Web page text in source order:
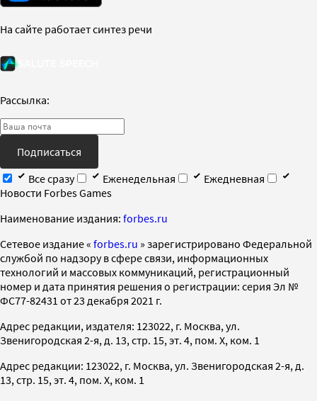
На сайте работает синтез речи
Рассылка:
Подписаться
Все сразу
Еженедельная
Ежедневная
Новости Forbes Games
Наименование издания: forbes.ru
Cетевое издание « forbes.ru » зарегистрировано Федеральной
службой по надзору в сфере связи, информационных
технологий и массовых коммуникаций, регистрационный
номер и дата принятия решения о регистрации: серия Эл №
ФС77-82431 от 23 декабря 2021 г.
Адрес редакции, издателя: 123022, г. Москва, ул.
Звенигородская 2-я, д. 13, стр. 15, эт. 4, пом. X, ком. 1
Адрес редакции: 123022, г. Москва, ул. Звенигородская 2-я, д.
13, стр. 15, эт. 4, пом. X, ком. 1